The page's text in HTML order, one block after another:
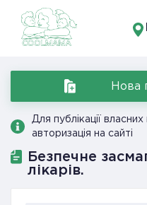
Нова
Для публікації
авторизація на сайті
Безпечне
лікарів.